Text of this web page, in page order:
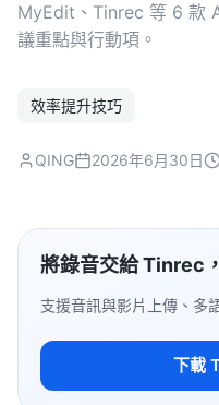
MyEdit、Tinrec 等 6 款
議重點與行動項。
效率提升技巧
QING 2026年6月30日
將錄音交給 Tinrec
支援音訊與影片上傳、多
下載